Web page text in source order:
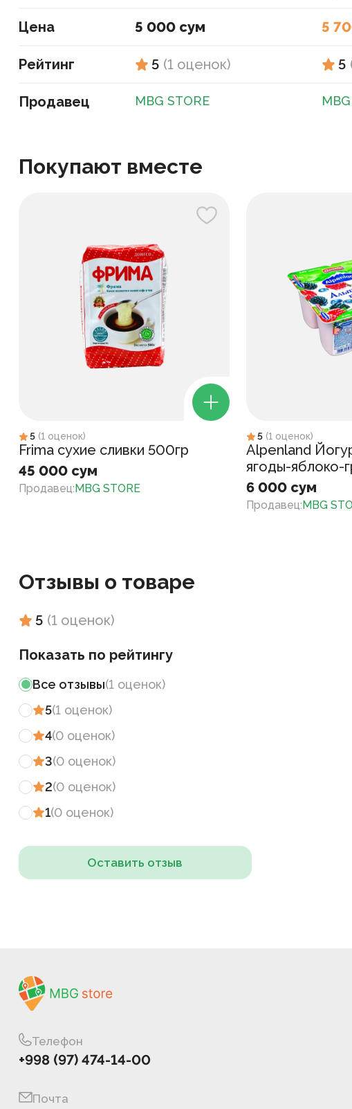
Цена
Рейтинг
Продавец
5 000 сум
5 (1 оценок)
MBG STORE
5
5
Покупают вместе
5 (1 оценок)
Frima сухие сливки 500гр
45 000 сум
Продавец:MBG STORE
5 (1 оценок)
Alpenland
ягоды-яблоко-
6 000 сум
Продавец:MBG
Отзывы о товаре
5 (1 оценок)
Показать по рейтингу
Все отзывы(1 оценок)
5(1 оценок)
4(0 оценок)
3(0 оценок)
2(0 оценок)
1(0 оценок)
Оставить отзыв
Телефон
+998 (97) 474-14-00
Почта